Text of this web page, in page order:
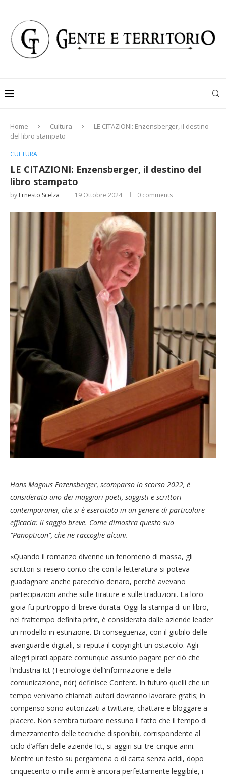
Home Cultura
LE CITAZIONI: Enzensberger, il destino
del libro stampato
CULTURA
LE CITAZIONI: Enzensberger, il destino del
libro stampato
by Ernesto Scelza 19 Ottobre 2024 0 comments
Hans Magnus Enzensberger, scomparso lo scorso 2022, è
considerato uno dei maggiori poeti, saggisti e scrittori
contemporanei, che si è esercitato in un genere di particolare
efficacia: il saggio breve. Come dimostra questo suo
“Panopticon”, che ne raccoglie alcuni.
«Quando il romanzo divenne un fenomeno di massa, gli
scrittori si resero conto che con la letteratura si poteva
guadagnare anche parecchio denaro, perché avevano
partecipazioni anche sulle tirature e sulle traduzioni. La loro
gioia fu purtroppo di breve durata. Oggi la stampa di un libro,
nel frattempo definita print, è considerata dalle aziende leader
un modello in estinzione. Di conseguenza, con il giubilo delle
avanguardie digitali, si reputa il copyright un ostacolo. Agli
allegri pirati appare comunque assurdo pagare per ciò che
l’industria Ict (Tecnologie dell’informazione e della
comunicazione, ndr) definisce Content. In futuro quelli che un
tempo venivano chiamati autori dovranno lavorare gratis; in
compenso sono autorizzati a twittare, chattare e bloggare a
piacere. Non sembra turbare nessuno il fatto che il tempo di
dimezzamento delle tecniche disponibili, corrispondente al
ciclo d’affari delle aziende Ict, si aggiri sui tre-cinque anni.
Mentre un testo su pergamena o di carta senza acidi, dopo
cinquecento o mille anni è ancora perfettamente leggibile, i